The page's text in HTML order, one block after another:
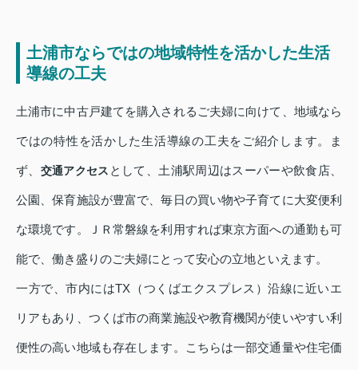
土浦市ならではの地域特性を活かした生活
導線の工夫
土浦市に中古戸建てを購入されるご夫婦に向けて、地域なら
ではの特性を活かした生活導線の工夫をご紹介します。ま
ず、 交通アクセス として、土浦駅周辺はスーパーや飲食店、
公園、保育施設が豊富で、毎日の買い物や子育てに大変便利
な環境です。ＪＲ常磐線を利用すれば東京方面への通勤も可
能で、働き盛りのご夫婦にとって安心の立地といえます。
一方で、市内にはTX（つくばエクスプレス）沿線に近いエ
リアもあり、つくば市の商業施設や教育機関が使いやすい利
便性の高い地域も存在します。こちらは一部交通量や住宅価